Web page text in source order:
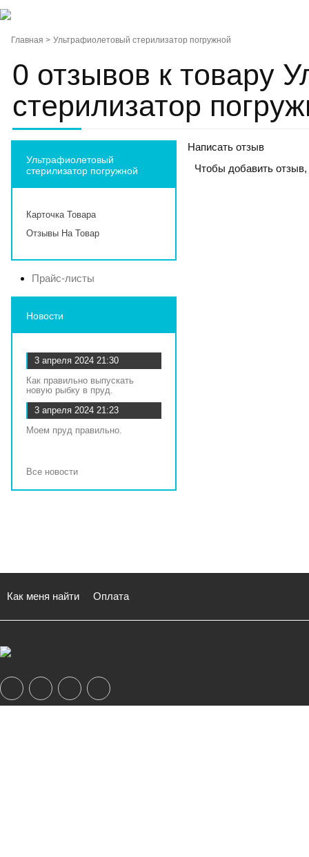
Главная > Ультрафиолетовый стерилизатор погружной
0 отзывов к товару
стерилизатор
Ультрафиолетовый
стерилизатор погружной
Карточка Товара
Отзывы На Товар
Прайс-листы
Новости
3 апреля 2024 21:30
Как правильно выпускать
новую рыбку в пруд.
3 апреля 2024 21:23
Моем пруд правильно.
Все новости
Написать отзыв
Чтобы добавить
Как меня найти Оплата